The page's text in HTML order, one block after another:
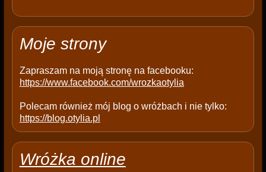
p
y
Moje strony
Zapraszam na moją stronę na facebooku:
https://www.facebook.com/wrozkaotylia
Polecam również mój blog o wróżbach i nie tylko:
https://blog.otylia.pl
Wróżka online